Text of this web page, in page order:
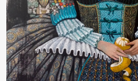
Rakov
special